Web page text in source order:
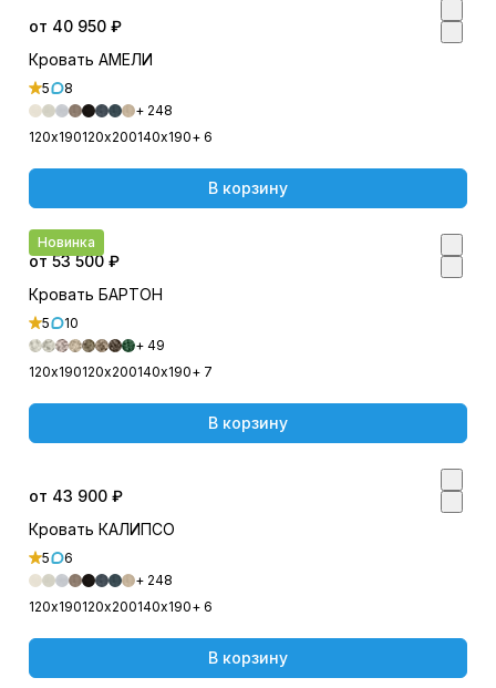
от 40 950 ₽
Кровать АМЕЛИ
5
8
+ 248
120х190120х200140х190+ 6
В корзину
Новинка
от 53 500 ₽
Кровать БАРТОН
5
10
+ 49
120х190120х200140х190+ 7
В корзину
от 43 900 ₽
Кровать КАЛИПСО
5
6
+ 248
120х190120х200140х190+ 6
В корзину